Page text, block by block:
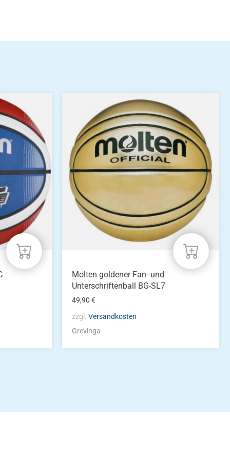
Molten goldener Fan- und
Unterschriftenball BG-SL7
49,90€
zzgl.Versandkosten
Grevinga